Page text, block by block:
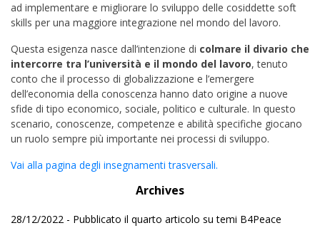
ad implementare e migliorare lo sviluppo delle cosiddette soft
skills per una maggiore integrazione nel mondo del lavoro.
Questa esigenza nasce dall’intenzione di colmare il divario che
intercorre tra l’università e il mondo del lavoro, tenuto
conto che il processo di globalizzazione e l’emergere
dell’economia della conoscenza hanno dato origine a nuove
sfide di tipo economico, sociale, politico e culturale. In questo
scenario, conoscenze, competenze e abilità specifiche giocano
un ruolo sempre più importante nei processi di sviluppo.
Vai alla pagina degli insegnamenti trasversali.
Archives
28/12/2022 - Pubblicato il quarto articolo su temi B4Peace